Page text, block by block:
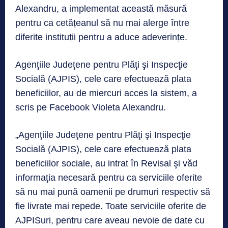
Alexandru, a implementat această măsură
pentru ca cetățeanul să nu mai alerge între
diferite instituții pentru a aduce adeverințe.
Agenţiile Judeţene pentru Plăţi şi Inspecţie
Socială (AJPIS), cele care efectuează plata
beneficiilor, au de miercuri acces la sistem, a
scris pe Facebook Violeta Alexandru.
„Agenţiile Judeţene pentru Plăţi şi Inspecţie
Socială (AJPIS), cele care efectuează plata
beneficiilor sociale, au intrat în Revisal şi văd
informaţia necesară pentru ca serviciile oferite
să nu mai pună oamenii pe drumuri respectiv să
fie livrate mai repede. Toate serviciile oferite de
AJPISuri, pentru care aveau nevoie de date cu